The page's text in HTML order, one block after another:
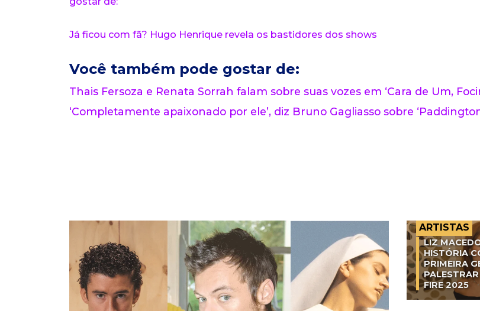
Já ficou com fã? Hugo Henrique revela os bastidores dos shows
Você também pode gostar de:
Thais Fersoza e Renata Sorrah falam sobre suas vozes em ‘Cara de Um,
‘Completamente apaixonado por ele’, diz Bruno Gagliasso sobre
ARTISTAS
LIZ
HISTÓRIA
PRIMEIRA
FIRE 2025